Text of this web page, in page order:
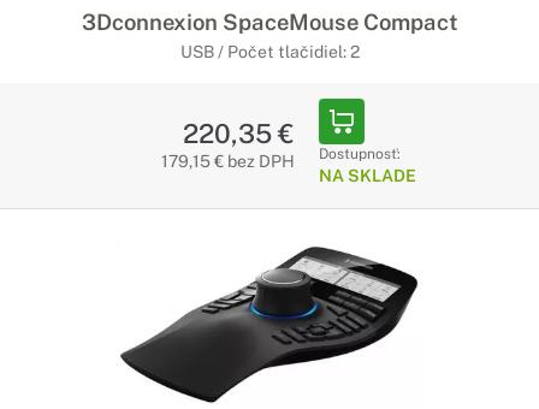
3Dconnexion SpaceMouse Compact
USB / Počet tlačidiel: 2
220,35 €
179,15 € bez DPH Dostupnosť:
NA SKLADE